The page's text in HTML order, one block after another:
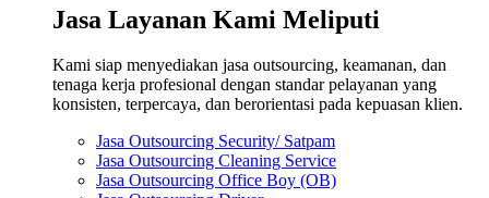
Jasa Layanan Kami Meliputi
Kami siap menyediakan jasa outsourcing, keamanan, dan
tenaga kerja profesional dengan standar pelayanan yang
konsisten, terpercaya, dan berorientasi pada kepuasan klien.
Jasa Outsourcing Security/ Satpam
Jasa Outsourcing Cleaning Service
Jasa Outsourcing Office Boy (OB)